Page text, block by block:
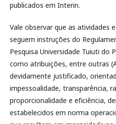
publicados em Interin.
Vale observar que as atividades
seguem instruções do
Pesquisa Universidade Tuiuti do
como atribuições, entre outras
devidamente justificado,
impessoalidade, transparência,
proporcionalidade e eficiência,
estabelecidos em norma